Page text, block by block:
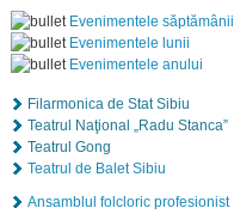
Evenimentele săptămânii
Evenimentele lunii
Evenimentele anului
Filarmonica de Stat Sibiu
Teatrul Naţional „Radu Stanca”
Teatrul Gong
Teatrul de Balet Sibiu
Ansamblul folcloric profesionist